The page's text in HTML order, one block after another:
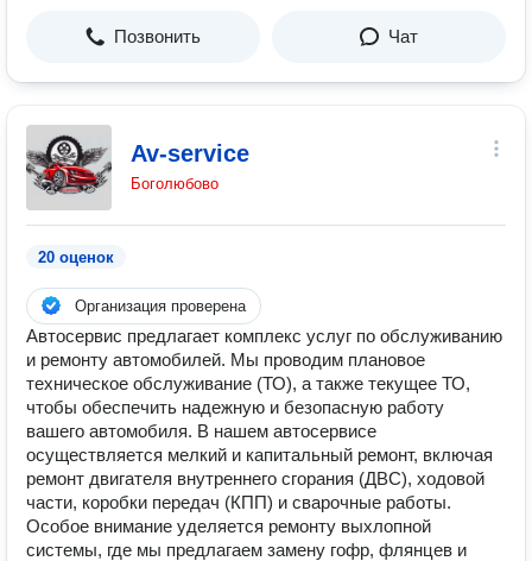
Позвонить Чат
Av-service
Боголюбово
20 оценок
Организация проверена
Автосервис предлагает комплекс услуг по обслуживанию
и ремонту автомобилей. Мы проводим плановое
техническое обслуживание (ТО), а также текущее ТО,
чтобы обеспечить надежную и безопасную работу
вашего автомобиля. В нашем автосервисе
осуществляется мелкий и капитальный ремонт, включая
ремонт двигателя внутреннего сгорания (ДВС), ходовой
части, коробки передач (КПП) и сварочные работы.
Особое внимание уделяется ремонту выхлопной
системы, где мы предлагаем замену гофр, флянцев и